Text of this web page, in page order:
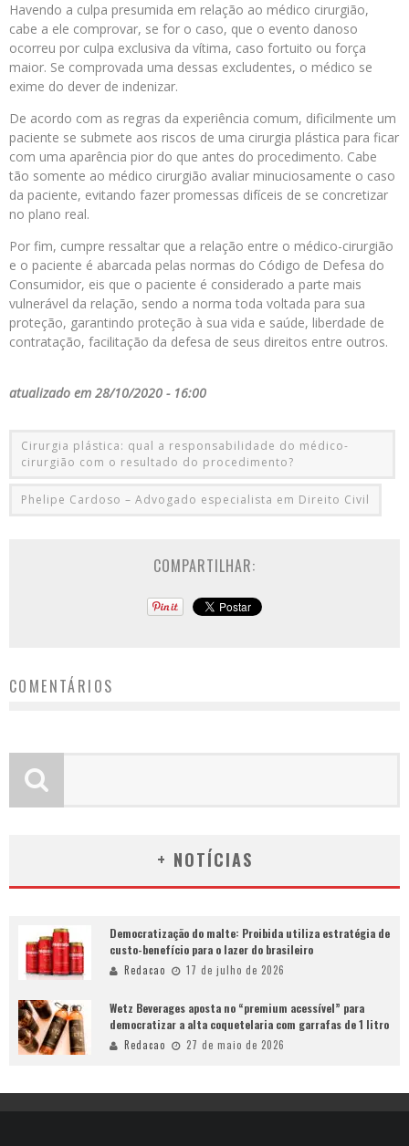
Havendo a culpa presumida em relação ao médico cirurgião,
cabe a ele comprovar, se for o caso, que o evento danoso
ocorreu por culpa exclusiva da vítima, caso fortuito ou força
maior. Se comprovada uma dessas excludentes, o médico se
exime do dever de indenizar.
De acordo com as regras da experiência comum, dificilmente um
paciente se submete aos riscos de uma cirurgia plástica para ficar
com uma aparência pior do que antes do procedimento. Cabe
tão somente ao médico cirurgião avaliar minuciosamente o caso
da paciente, evitando fazer promessas difíceis de se concretizar
no plano real.
Por fim, cumpre ressaltar que a relação entre o médico-cirurgião
e o paciente é abarcada pelas normas do Código de Defesa do
Consumidor, eis que o paciente é considerado a parte mais
vulnerável da relação, sendo a norma toda voltada para sua
proteção, garantindo proteção à sua vida e saúde, liberdade de
contratação, facilitação da defesa de seus direitos entre outros.
atualizado em 28/10/2020 - 16:00
Cirurgia plástica: qual a responsabilidade do médico-
cirurgião com o resultado do procedimento?
Phelipe Cardoso – Advogado especialista em Direito Civil
COMPARTILHAR:
COMENTÁRIOS
+ NOTÍCIAS
Democratização do malte: Proibida utiliza estratégia de
custo-benefício para o lazer do brasileiro
Redacao 17 de julho de 2026
Wetz Beverages aposta no “premium acessível” para
democratizar a alta coquetelaria com garrafas de 1 litro
Redacao 27 de maio de 2026